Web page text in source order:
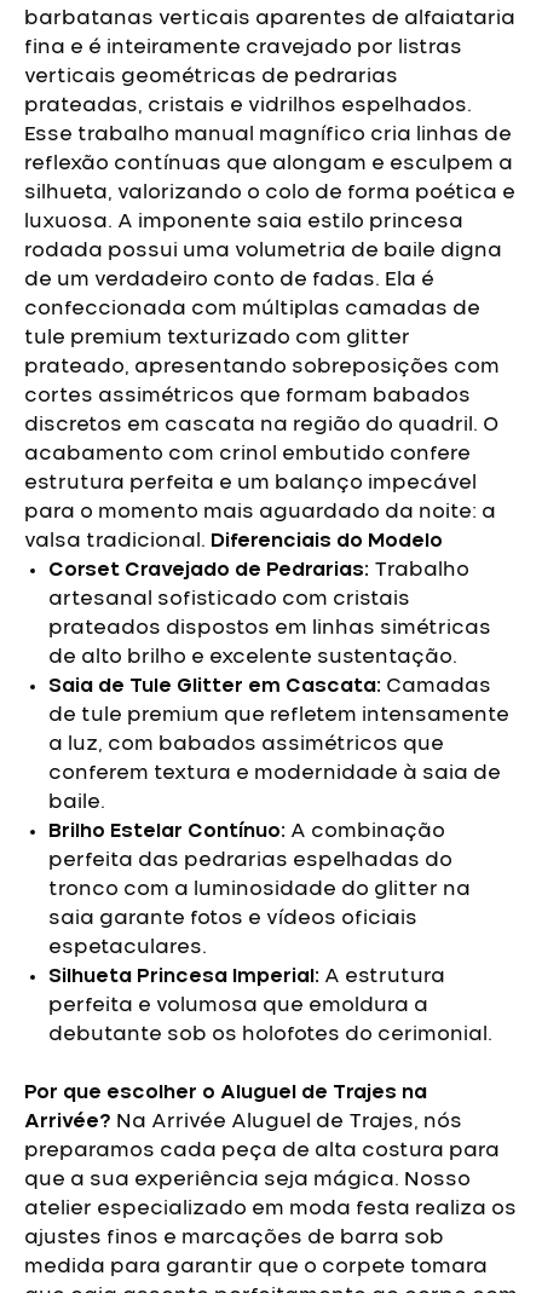
barbatanas verticais aparentes de alfaiataria
fina e é inteiramente cravejado por listras
verticais geométricas de pedrarias
prateadas, cristais e vidrilhos espelhados.
Esse trabalho manual magnífico cria linhas de
reflexão contínuas que alongam e esculpem a
silhueta, valorizando o colo de forma poética e
luxuosa. A imponente saia estilo princesa
rodada possui uma volumetria de baile digna
de um verdadeiro conto de fadas. Ela é
confeccionada com múltiplas camadas de
tule premium texturizado com glitter
prateado, apresentando sobreposições com
cortes assimétricos que formam babados
discretos em cascata na região do quadril. O
acabamento com crinol embutido confere
estrutura perfeita e um balanço impecável
para o momento mais aguardado da noite: a
valsa tradicional. Diferenciais do Modelo
Corset Cravejado de Pedrarias: Trabalho
artesanal sofisticado com cristais
prateados dispostos em linhas simétricas
de alto brilho e excelente sustentação.
Saia de Tule Glitter em Cascata: Camadas
de tule premium que refletem intensamente
a luz, com babados assimétricos que
conferem textura e modernidade à saia de
baile.
Brilho Estelar Contínuo: A combinação
perfeita das pedrarias espelhadas do
tronco com a luminosidade do glitter na
saia garante fotos e vídeos oficiais
espetaculares.
Silhueta Princesa Imperial: A estrutura
perfeita e volumosa que emoldura a
debutante sob os holofotes do cerimonial.
Por que escolher o Aluguel de Trajes na
Arrivée? Na Arrivée Aluguel de Trajes, nós
preparamos cada peça de alta costura para
que a sua experiência seja mágica. Nosso
atelier especializado em moda festa realiza os
ajustes finos e marcações de barra sob
medida para garantir que o corpete tomara